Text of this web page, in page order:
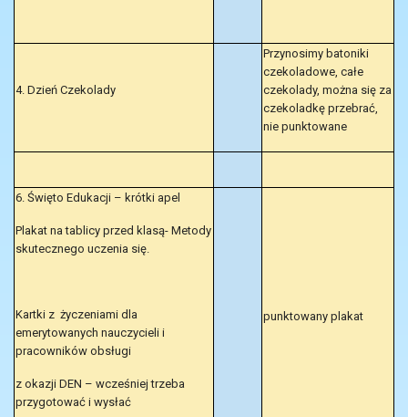
4. Dzień Czekolady
Przynosimy batoniki
czekoladowe, całe
czekolady, można się za
czekoladkę przebrać,
nie punktowane
6. Święto Edukacji – krótki apel
Plakat na tablicy przed klasą- Metody
skutecznego uczenia się.
Kartki z życzeniami dla
emerytowanych nauczycieli i
pracowników obsługi
z okazji DEN – wcześniej trzeba
przygotować i wysłać
punktowany plakat